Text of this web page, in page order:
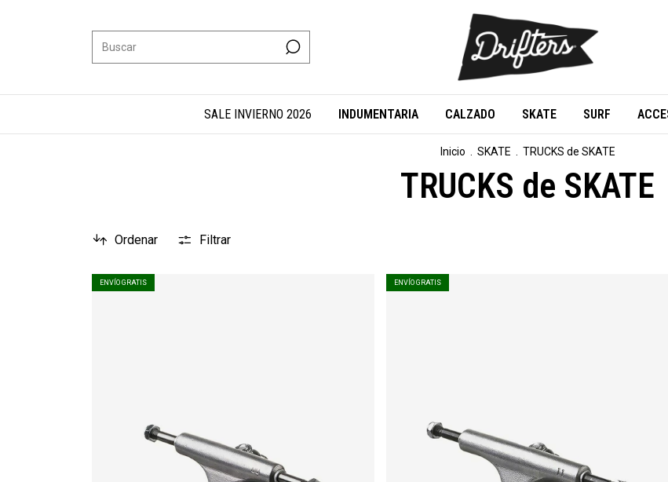
SALE INVIERNO 2026 INDUMENTARIA CALZADO SKATE SURF
Inicio SKATE TRUCKS de SKATE
TRUCKS de SKATE
Ordenar Filtrar
ENVÍO GRATIS ENVÍO GRATIS